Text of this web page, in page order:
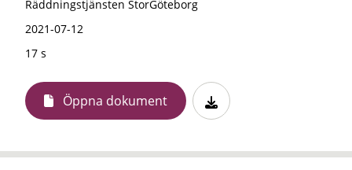
Räddningstjänsten StorGöteborg
2021-07-12
17 s
Öppna dokument